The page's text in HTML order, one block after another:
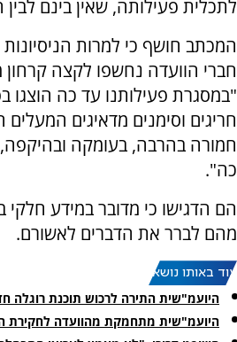
לתכלית פעילותה, שאין בינם
המכתב חושף כי למרות
חברי הוועדה נחשפו לקצה קרחון
"במסגרת פעילותנו עד כה הוצגו
חריגים וסימנים מדאיגים
חמורה בהרבה, בעומקה
כה".
הם הדגישו כי מדובר במידע
מהם לברר את הדברים לאשורם.
עוד באותו נושא:
היועמ"שית התירה לרכוש תוכנת רוגלה
היועמ"שית מתחמקת מהוועדה לחקירת